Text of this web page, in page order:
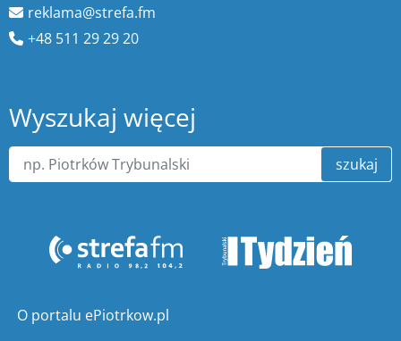
reklama@strefa.fm
+48 511 29 29 20
Wyszukaj więcej
szukaj
O portalu ePiotrkow.pl